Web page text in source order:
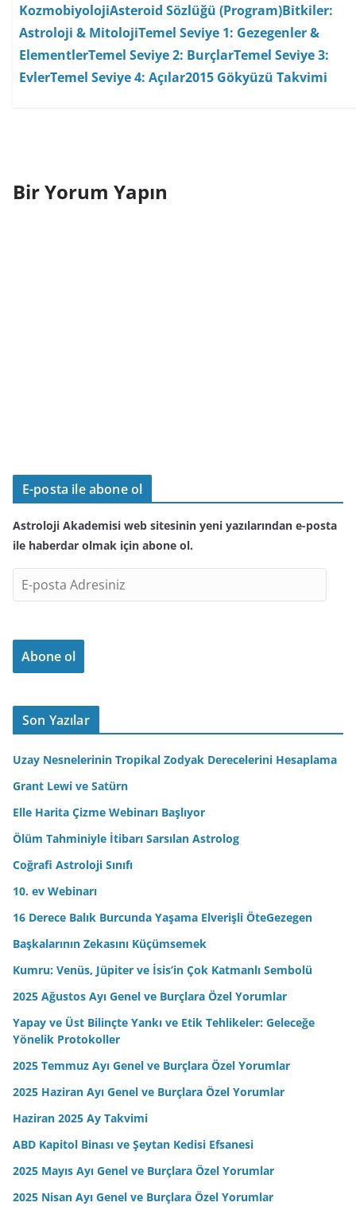
KozmobiyolojiAsteroid Sözlüğü (Program)Bitkiler:
Astroloji & MitolojiTemel Seviye 1: Gezegenler &
ElementlerTemel Seviye 2: BurçlarTemel Seviye 3:
EvlerTemel Seviye 4: Açılar2015 Gökyüzü Takvimi
Bir Yorum Yapın
E-posta ile abone ol
Astroloji Akademisi web sitesinin yeni yazılarından e-posta
ile haberdar olmak için abone ol.
-
o
t
d
r
i
n
Abone ol
Son Yazılar
Uzay Nesnelerinin Tropikal Zodyak Derecelerini Hesaplama
Grant Lewi ve Satürn
Elle Harita Çizme Webinarı Başlıyor
Ölüm Tahminiyle İtibarı Sarsılan Astrolog
Coğrafi Astroloji Sınıfı
10. ev Webinarı
16 Derece Balık Burcunda Yaşama Elverişli ÖteGezegen
Başkalarının Zekasını Küçümsemek
Kumru: Venüs, Jüpiter ve İsis’in Çok Katmanlı Sembolü
2025 Ağustos Ayı Genel ve Burçlara Özel Yorumlar
Yapay ve Üst Bilinçte Yankı ve Etik Tehlikeler: Geleceğe
Yönelik Protokoller
2025 Temmuz Ayı Genel ve Burçlara Özel Yorumlar
2025 Haziran Ayı Genel ve Burçlara Özel Yorumlar
Haziran 2025 Ay Takvimi
ABD Kapitol Binası ve Şeytan Kedisi Efsanesi
2025 Mayıs Ayı Genel ve Burçlara Özel Yorumlar
2025 Nisan Ayı Genel ve Burçlara Özel Yorumlar